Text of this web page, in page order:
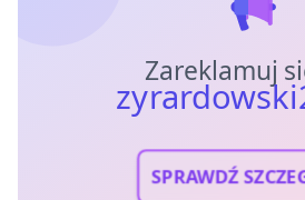
Zareklamuj
SPRAWDŹ